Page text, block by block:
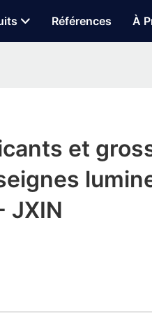
Références À
et
JXIN